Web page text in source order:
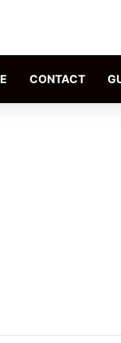
CONTACT